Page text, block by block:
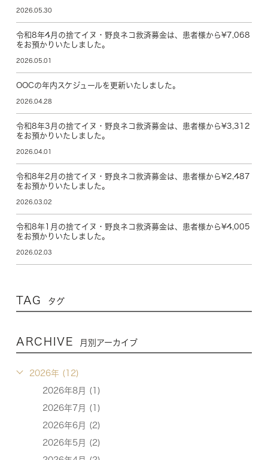
2026.05.30
令和8年4月の捨てイヌ・野良ネコ救済募金は、患者様から¥7,068
をお預かりいたしました。
2026.05.01
OOCの年内スケジュールを更新いたしました。
2026.04.28
令和8年3月の捨てイヌ・野良ネコ救済募金は、患者様から¥3,312
をお預かりいたしました。
2026.04.01
令和8年2月の捨てイヌ・野良ネコ救済募金は、患者様から¥2,487
をお預かりいたしました。
2026.03.02
令和8年1月の捨てイヌ・野良ネコ救済募金は、患者様から¥4,005
をお預かりいたしました。
2026.02.03
TAG タグ
ARCHIVE 月別アーカイブ
2026年 (12)
2026年8月 (1)
2026年7月 (1)
2026年6月 (2)
2026年5月 (2)